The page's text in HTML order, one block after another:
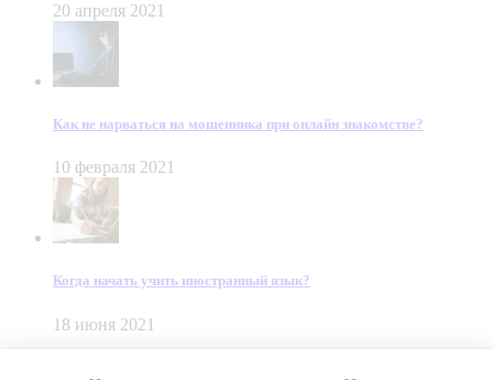
20 апреля 2021
Как не нарваться на мошенника при онлайн знакомстве?
10 февраля 2021
Когда начать учить иностранный язык?
18 июня 2021